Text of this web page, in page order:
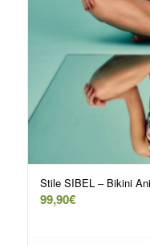
Stile SIBEL – Bikini
99,90€